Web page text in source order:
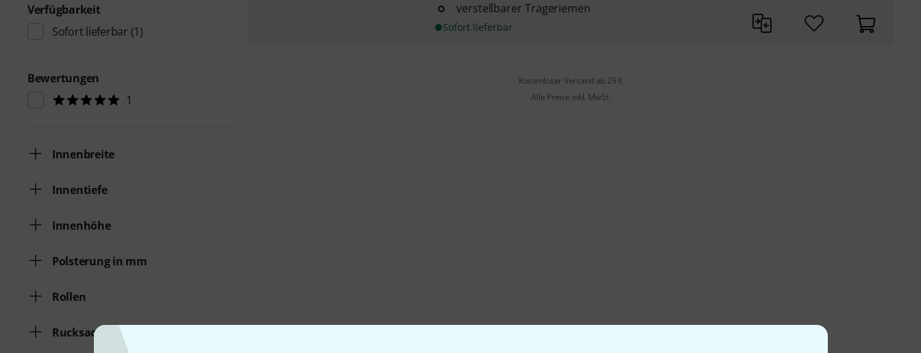
Verfügbarkeit
Sofort lieferbar (1)
Bewertungen
1
Innenbreite
Innentiefe
Innenhöhe
Polsterung in mm
Rollen
Rucksackfunktion
verstellbarer Trageriemen
Sofort lieferbar
Kostenloser Versand ab 29 €
Alle Preise inkl. MwSt.